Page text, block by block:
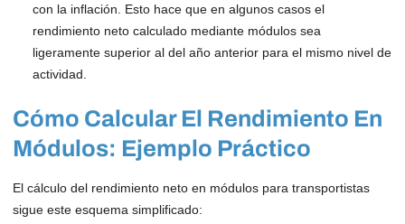
con la inflación. Esto hace que en algunos casos el
rendimiento neto calculado mediante módulos sea
ligeramente superior al del año anterior para el mismo nivel de
actividad.
Cómo Calcular El Rendimiento En
Módulos: Ejemplo Práctico
El cálculo del rendimiento neto en módulos para transportistas
sigue este esquema simplificado: